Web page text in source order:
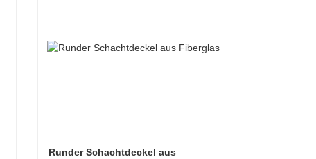
Runder Schachtdeckel aus